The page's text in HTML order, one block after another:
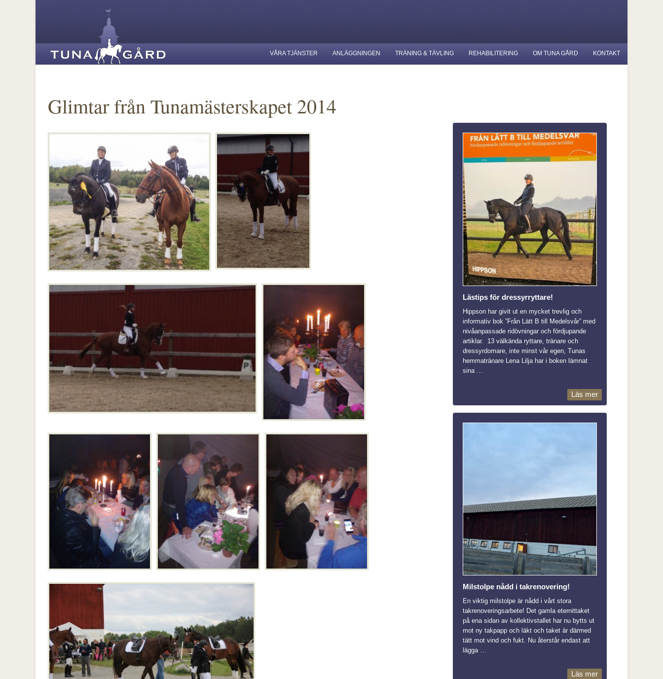
VÅRA TJÄNSTER ANLÄGGNINGEN TRÄNING & TÄVLING REHABILITERING OM TUNA GÅRD KONTAKT
Glimtar från Tunamästerskapet 2014
Lästips för dressyrryttare!
Hippson har givit ut en mycket trevlig och
informativ bok ”Från Lätt B till Medelsvår” med
nivåanpassade ridövningar och fördjupande
artiklar. 13 välkända ryttare, tränare och
dressyrdomare, inte minst vår egen, Tunas
hemmatränare Lena Lilja har i boken lämnat
sina …
Läs mer
Milstolpe nådd i takrenovering!
En viktig milstolpe är nådd i vårt stora
takrenoveringsarbete! Det gamla eternittaket
på ena sidan av kollektivstallet har nu bytts ut
mot ny takpapp och läkt och taket är därmed
tätt mot vind och fukt. Nu återstår endast att
lägga …
Läs mer